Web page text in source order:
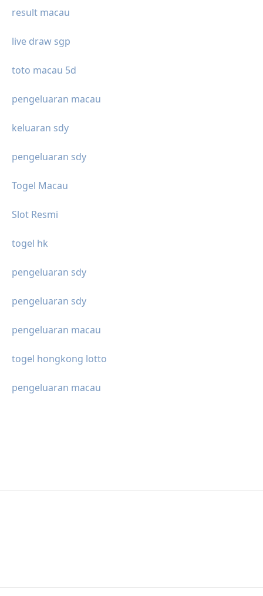
result macau
live draw sgp
toto macau 5d
pengeluaran macau
keluaran sdy
pengeluaran sdy
Togel Macau
Slot Resmi
togel hk
pengeluaran sdy
pengeluaran sdy
pengeluaran macau
togel hongkong lotto
pengeluaran macau